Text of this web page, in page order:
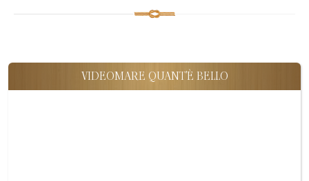
VIDEOMARE QUANT'È BELLO